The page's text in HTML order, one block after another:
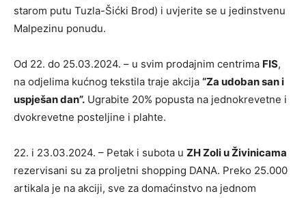
starom putu Tuzla-Šićki Brod) i uvjerite se u jedinstvenu
Malpezinu ponudu.
Od 22. do 25.03.2024. – u svim prodajnim centrima FIS,
na odjelima kućnog tekstila traje akcija “Za udoban san i
uspješan dan”. Ugrabite 20% popusta na jednokrevetne i
dvokrevetne posteljine i plahte.
22. i 23.03.2024. – Petak i subota u ZH Zoli u Živinicama
rezervisani su za proljetni shopping DANA. Preko 25.000
artikala je na akciji, sve za domaćinstvo na jednom